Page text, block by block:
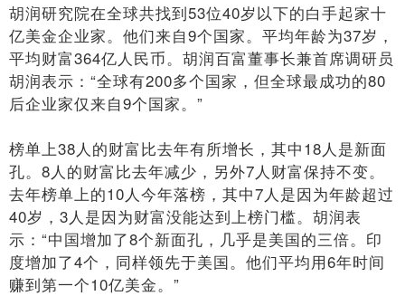
胡润研究院在全球共找到53位40岁以下的白手起家十
亿美金企业家。他们来自9个国家。平均年龄为37岁，
平均财富364亿人民币。胡润百富董事长兼首席调研员
胡润表示：“全球有200多个国家，但全球最成功的80
后企业家仅来自9个国家。”
榜单上38人的财富比去年有所增长，其中18人是新面
孔。8人的财富比去年减少，另外7人财富保持不变。
去年榜单上的10人今年落榜，其中7人是因为年龄超过
40岁，3人是因为财富没能达到上榜门槛。胡润表
示：“中国增加了8个新面孔，几乎是美国的三倍。印
度增加了4个，同样领先于美国。他们平均用6年时间
赚到第一个10亿美金。”